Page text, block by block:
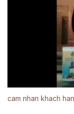
cam nhan khach